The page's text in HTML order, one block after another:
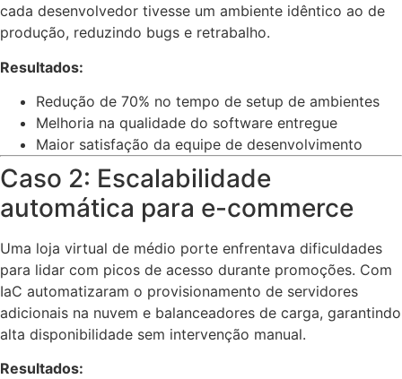
cada desenvolvedor tivesse um ambiente idêntico ao de
produção, reduzindo bugs e retrabalho.
Resultados:
Redução de 70% no tempo de setup de ambientes
Melhoria na qualidade do software entregue
Maior satisfação da equipe de desenvolvimento
Caso 2: Escalabilidade
automática para e-commerce
Uma loja virtual de médio porte enfrentava dificuldades
para lidar com picos de acesso durante promoções. Com
IaC automatizaram o provisionamento de servidores
adicionais na nuvem e balanceadores de carga, garantindo
alta disponibilidade sem intervenção manual.
Resultados: